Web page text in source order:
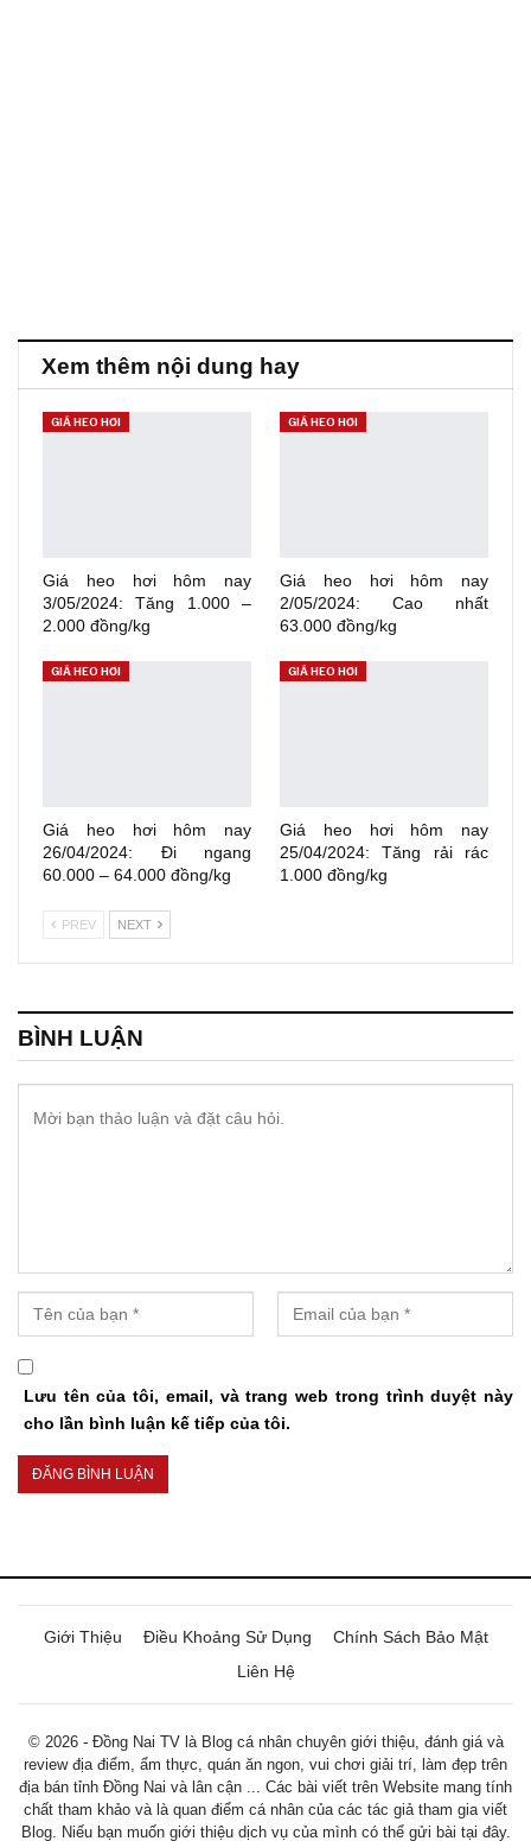
Xem thêm nội dung hay
GIÁ HEO HƠI
Giá heo hơi hôm nay
3/05/2024: Tăng 1.000 –
2.000 đồng/kg
GIÁ HEO HƠI
Giá heo hơi hôm nay
2/05/2024: Cao nhất
63.000 đồng/kg
GIÁ HEO HƠI
Giá heo hơi hôm nay
26/04/2024: Đi ngang
60.000 – 64.000 đồng/kg
GIÁ HEO HƠI
Giá heo hơi hôm nay
25/04/2024: Tăng rải rác
1.000 đồng/kg
PREV NEXT
BÌNH LUẬN
Lưu tên của tôi, email, và trang web trong trình duyệt này
cho lần bình luận kế tiếp của tôi.
Giới Thiệu Điều Khoảng Sử Dụng
Chính Sách Bảo Mật
Liên Hệ
© 2026 - Đồng Nai TV là Blog cá nhân chuyên giới thiệu, đánh giá và
review địa điểm, ẩm thực, quán ăn ngon, vui chơi giải trí, làm đẹp trên
địa bán tỉnh Đồng Nai và lân cận ... Các bài viết trên Website mang tính
chất tham khảo và là quan điểm cá nhân của các tác giả tham gia viết
Blog. Niếu bạn muốn giới thiệu dịch vụ của mình có thể gửi bài tại đây.